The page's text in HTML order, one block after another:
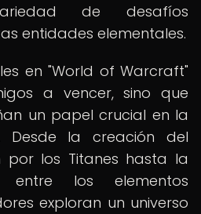
de desafíos
entidades elementales.
en "World of Warcraft"
a vencer, sino que
un papel crucial en la
Desde la creación del
por los Titanes hasta la
entre los elementos
exploran un universo